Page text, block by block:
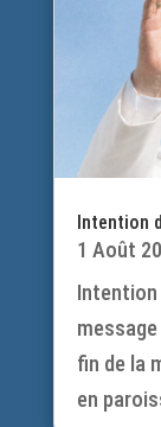
Intention
1 Août
Intention
fin de la
en